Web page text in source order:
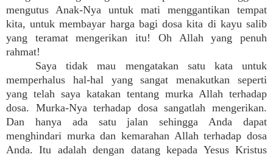
mengutus Anak-Nya untuk mati menggantikan tempat
kita, untuk membayar harga bagi dosa kita di kayu salib
yang teramat mengerikan itu! Oh Allah yang penuh
rahmat!
Saya tidak mau mengatakan satu kata untuk
memperhalus hal-hal yang sangat menakutkan seperti
yang telah saya katakan tentang murka Allah terhadap
dosa. Murka-Nya terhadap dosa sangatlah mengerikan.
Dan hanya ada satu jalan sehingga Anda dapat
menghindari murka dan kemarahan Allah terhadap dosa
Anda. Itu adalah dengan datang kepada Yesus Kristus